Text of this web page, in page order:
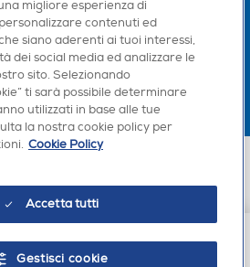
SDI: HHBD9AK. Vendite soggette
Consumo in tema di Diritti dei
migliore esperienza di
contenuti ed
siano aderenti ai tuoi interessi,
dei social media ed analizzare le
sito. Selezionando
ti sarà possibile determinare
utilizzati in base alle tue
la nostra cookie policy per
Cookie Policy
Accetta tutti
Gestisci cookie